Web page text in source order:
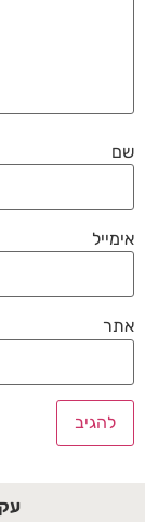
שם
אימייל
אתר